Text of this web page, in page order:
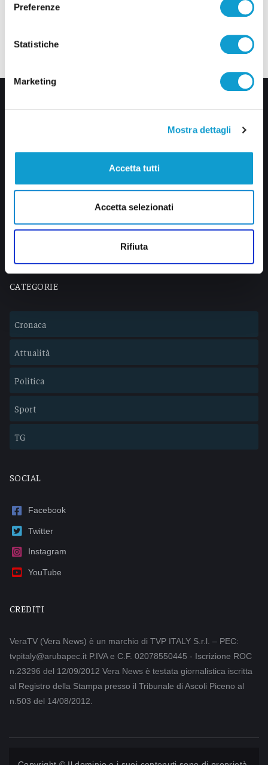
Preferenze
Statistiche
Marketing
Mostra dettagli
Accetta tutti
Accetta selezionati
Rifiuta
Lavora con noi
CATEGORIE
Cronaca
Attualità
Politica
Sport
TG
SOCIAL
Facebook
Twitter
Instagram
YouTube
CREDITI
VeraTV (Vera News) è un marchio di TVP ITALY S.r.l. – PEC:
tvpitaly@arubapec.it P.IVA e C.F. 02078550445 - Iscrizione ROC
n.23296 del 12/09/2012 Vera News è testata giornalistica iscritta
al Registro della Stampa presso il Tribunale di Ascoli Piceno al
n.503 del 14/08/2012.